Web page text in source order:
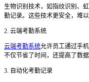
生物识别技术，如指纹识别、
勤记录。这些技术更安全，难
2. 云端考勤系统
云端考勤系统允许员工通过手
不仅节省了时间，还提高了数
3. 自动化考勤记录